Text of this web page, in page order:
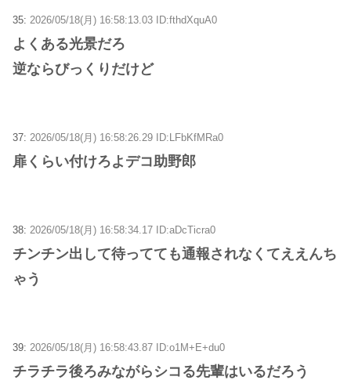
35: 2026/05/18(月) 16:58:13.03 ID:fthdXquA0
よくある光景だろ
逆ならびっくりだけど
37: 2026/05/18(月) 16:58:26.29 ID:LFbKfMRa0
扉くらい付けろよデコ助野郎
38: 2026/05/18(月) 16:58:34.17 ID:aDcTicra0
チンチン出して待ってても通報されなくてええんち
ゃう
39: 2026/05/18(月) 16:58:43.87 ID:o1M+E+du0
チラチラ後ろみながらシコる先輩はいるだろう